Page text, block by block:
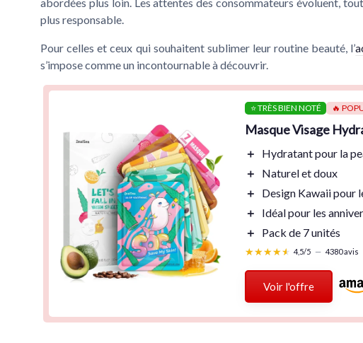
plus responsable.
Pour celles et ceux qui souhaitent sublimer leur routine beauté, l’
s’impose comme un incontournable à découvrir.
⭐ TRÈS BIEN NOTÉ 🔥
Masque Visage
＋ Hydratantpour la
＋
Naturelet doux
＋
Design Kawaiipour
＋
Idéal pour les
＋
Pack de 7 unités
★★★★★
★★★★★ 4,5/5 — 4380 avis
Voir l'offre